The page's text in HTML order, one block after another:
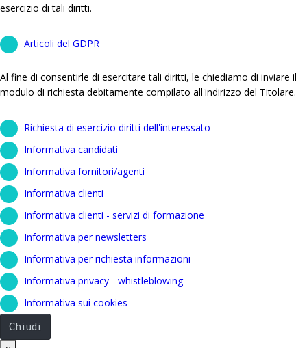
esercizio di tali diritti.
Articoli del GDPR
Al fine di consentirle di esercitare tali diritti, le chiediamo di inviare il
modulo di richiesta debitamente compilato all'indirizzo del Titolare.
Richiesta di esercizio diritti dell'interessato
Informativa candidati
Informativa fornitori/agenti
Informativa clienti
Informativa clienti - servizi di formazione
Informativa per newsletters
Informativa per richiesta informazioni
Informativa privacy - whistleblowing
Informativa sui cookies
Chiudi